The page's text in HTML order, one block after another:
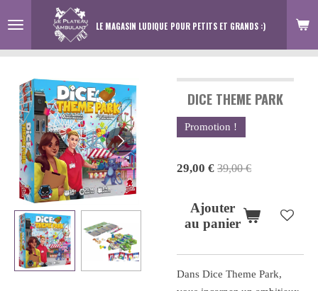
au
contenu
LE MAGASIN LUDIQUE POUR PETITS ET GRANDS :)
DICE THEME PARK
Promotion !
29,00 € 39,00 €
Ajouter
au panier
Dans Dice Theme Park,